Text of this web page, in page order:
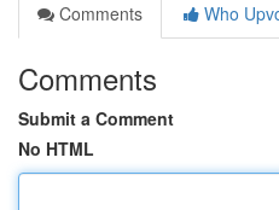
Comments
Who
Comments
Submit a Comment
No HTML